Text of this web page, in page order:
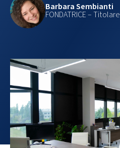
Barbara Sembianti
FONDATRICE – Titolare